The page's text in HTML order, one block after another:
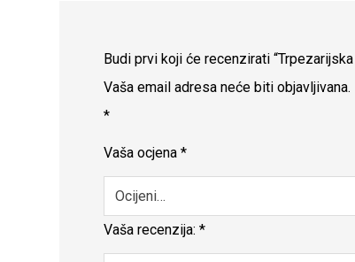
Budi prvi koji će recenzirati
Vaša email adresa neće biti objavljivana.
*
Vaša ocjena*
Vaša recenzija:*